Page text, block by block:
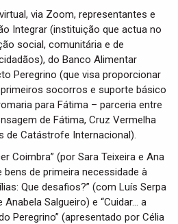
via Zoom, representantes e
Integrar (instituição que actua no
social, comunitária e de
do Banco Alimentar
Peregrino (que visa proporcionar
socorros e suporte básico
para Fátima – parceria entre
de Fátima, Cruz Vermelha
de Catástrofe Internacional).
Coimbra” (por Sara Teixeira e Ana
bens de primeira necessidade à
Que desafios?” (com Luís Serpa
Salgueiro) e “Cuidar… a
Peregrino” (apresentado por Célia